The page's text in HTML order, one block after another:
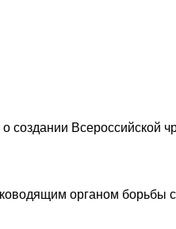
Всероссийской
органом борьбы